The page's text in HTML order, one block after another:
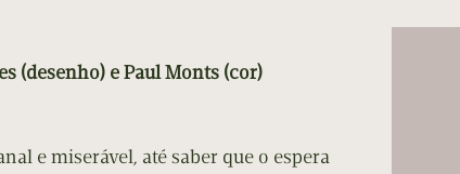
(desenho) e Paul Monts (cor)
e miserável, até saber que o espera